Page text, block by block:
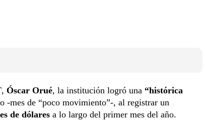
, Óscar Orué, la institución logró una “histórica
-mes de “poco movimiento”-, al registrar un
de dólares a lo largo del primer mes del año.